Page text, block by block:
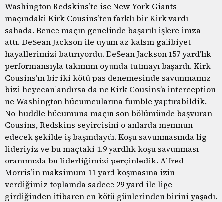
Washington Redskins’te ise New York Giants
maçındaki Kirk Cousins’ten farklı bir Kirk vardı
sahada. Bence maçın genelinde başarılı işlere imza
attı. DeSean Jackson ile uyum az kalsın galibiyet
hayallerimizi batırıyordu. DeSean Jackson 157 yard’lık
performansıyla takımını oyunda tutmayı başardı. Kirk
Cousins’ın bir iki kötü pas denemesinde savunmamız
bizi heyecanlandırsa da ne Kirk Cousins’a interception
ne Washington hücumcularına fumble yaptırabildik.
No-huddle hücumuna maçın son bölümünde başvuran
Cousins, Redskins seyircisini o anlarda memnun
edecek şekilde iş başındaydı. Koşu savunmasında lig
lideriyiz ve bu maçtaki 1.9 yardlık koşu savunması
oranımızla bu liderliğimizi perçinledik. Alfred
Morris’in maksimum 11 yard koşmasına izin
verdiğimiz toplamda sadece 29 yard ile lige
girdiğinden itibaren en kötü günlerinden birini yaşadı.